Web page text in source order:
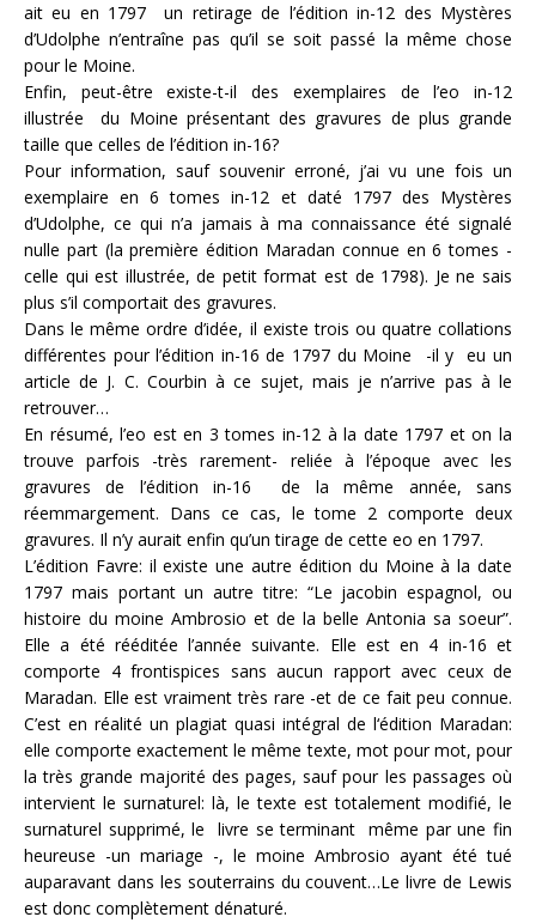
ait eu en 1797 un retirage de l’édition in-12 des Mystères
d’Udolphe n’entraîne pas qu’il se soit passé la même chose
pour le Moine.
Enfin, peut-être existe-t-il des exemplaires de l’eo in-12
illustrée du Moine présentant des gravures de plus grande
taille que celles de l’édition in-16?
Pour information, sauf souvenir erroné, j’ai vu une fois un
exemplaire en 6 tomes in-12 et daté 1797 des Mystères
d’Udolphe, ce qui n’a jamais à ma connaissance été signalé
nulle part (la première édition Maradan connue en 6 tomes -
celle qui est illustrée, de petit format est de 1798). Je ne sais
plus s’il comportait des gravures.
Dans le même ordre d’idée, il existe trois ou quatre collations
différentes pour l’édition in-16 de 1797 du Moine -il y eu un
article de J. C. Courbin à ce sujet, mais je n’arrive pas à le
retrouver…
En résumé, l’eo est en 3 tomes in-12 à la date 1797 et on la
trouve parfois -très rarement- reliée à l’époque avec les
gravures de l’édition in-16 de la même année, sans
réemmargement. Dans ce cas, le tome 2 comporte deux
gravures. Il n’y aurait enfin qu’un tirage de cette eo en 1797.
L’édition Favre: il existe une autre édition du Moine à la date
1797 mais portant un autre titre: “Le jacobin espagnol, ou
histoire du moine Ambrosio et de la belle Antonia sa soeur”.
Elle a été rééditée l’année suivante. Elle est en 4 in-16 et
comporte 4 frontispices sans aucun rapport avec ceux de
Maradan. Elle est vraiment très rare -et de ce fait peu connue.
C’est en réalité un plagiat quasi intégral de l‘édition Maradan:
elle comporte exactement le même texte, mot pour mot, pour
la très grande majorité des pages, sauf pour les passages où
intervient le surnaturel: là, le texte est totalement modifié, le
surnaturel supprimé, le livre se terminant même par une fin
heureuse -un mariage -, le moine Ambrosio ayant été tué
auparavant dans les souterrains du couvent…Le livre de Lewis
est donc complètement dénaturé.